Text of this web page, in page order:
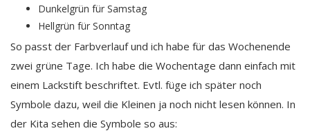
Dunkelgrün für Samstag
Hellgrün für Sonntag
So passt der Farbverlauf und ich habe für das Wochenende
zwei grüne Tage. Ich habe die Wochentage dann einfach mit
einem Lackstift beschriftet. Evtl. füge ich später noch
Symbole dazu, weil die Kleinen ja noch nicht lesen können. In
der Kita sehen die Symbole so aus: